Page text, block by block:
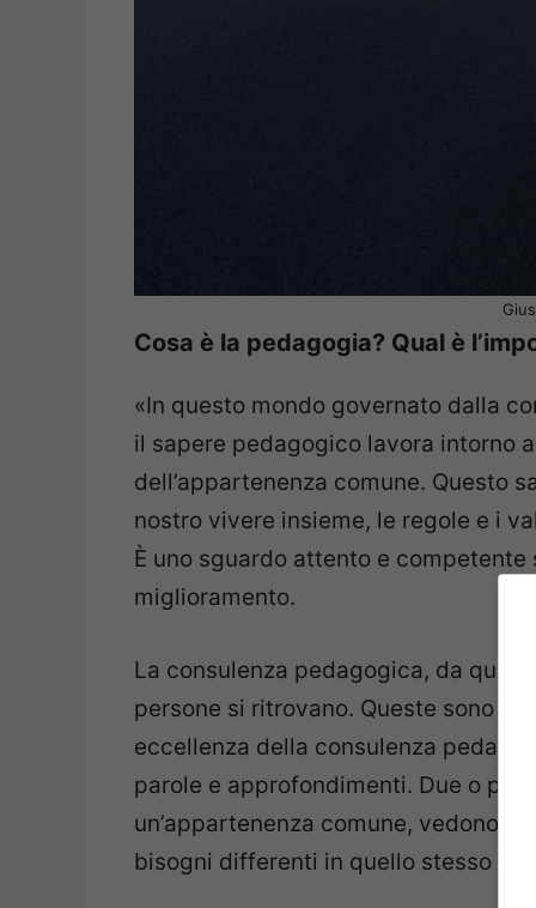
Cosa è la pedagogia? Qual è
«In questo mondo governato dalla
il sapere pedagogico lavora intorno
dell’appartenenza comune. Questo
nostro vivere insieme, le regole e i
È uno sguardo attento e competente
miglioramento.
La consulenza pedagogica, da
persone si ritrovano. Queste sono
eccellenza della consulenza
parole e approfondimenti. Due o più
un’appartenenza comune, vedono
bisogni differenti in quello stesso